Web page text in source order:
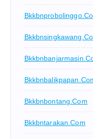
Bkkbnbontang.com
Bkkbntarakan.com